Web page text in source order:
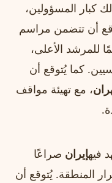
كبار المسؤولين،
أن تتضمن مراسم
للمرشد الأعلى،
كما يُتوقع أن
، مع تهيئة مواقف
فيهإيران صراعًا
المنطقة. يُتوقع أن